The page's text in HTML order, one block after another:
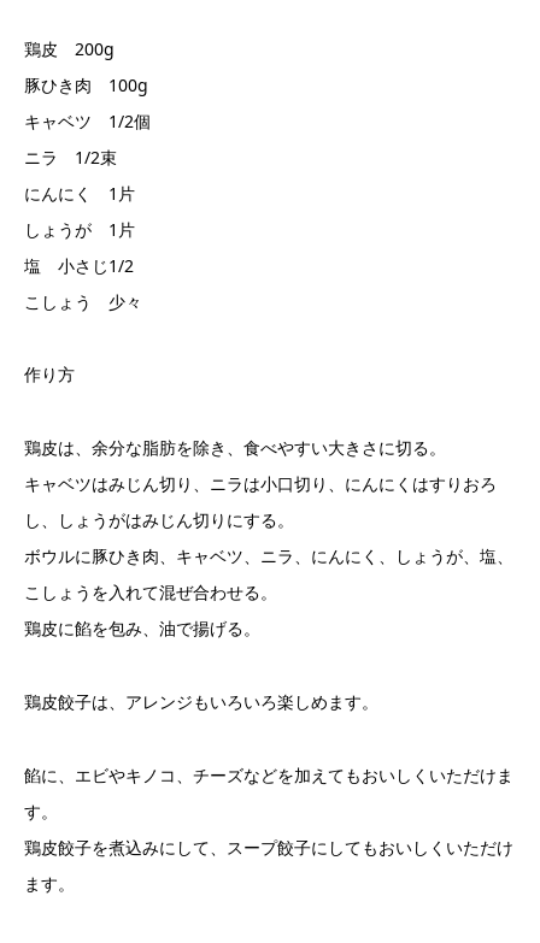
鶏皮 200g
豚ひき肉 100g
キャベツ 1/2個
ニラ 1/2束
にんにく 1片
しょうが 1片
塩 小さじ1/2
こしょう 少々
作り方
鶏皮は、余分な脂肪を除き、食べやすい大きさに切る。
キャベツはみじん切り、ニラは小口切り、にんにくはすりおろ
し、しょうがはみじん切りにする。
ボウルに豚ひき肉、キャベツ、ニラ、にんにく、しょうが、塩、
こしょうを入れて混ぜ合わせる。
鶏皮に餡を包み、油で揚げる。
鶏皮餃子は、アレンジもいろいろ楽しめます。
餡に、エビやキノコ、チーズなどを加えてもおいしくいただけま
す。
鶏皮餃子を煮込みにして、スープ餃子にしてもおいしくいただけ
ます。